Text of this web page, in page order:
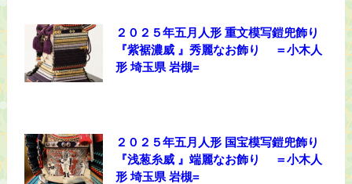
２０２５年五月人形 重文模写鎧兜飾り
『紫裾濃威 』秀麗なお飾り ＝小木人
形 埼玉県 岩槻=
２０２５年五月人形 国宝模写鎧兜飾り
『浅葱糸威 』端麗なお飾り ＝小木人
形 埼玉県 岩槻=